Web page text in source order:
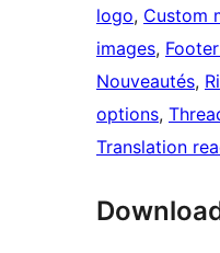
logo, Custom
images,
Nouveautés,
options,
Translation